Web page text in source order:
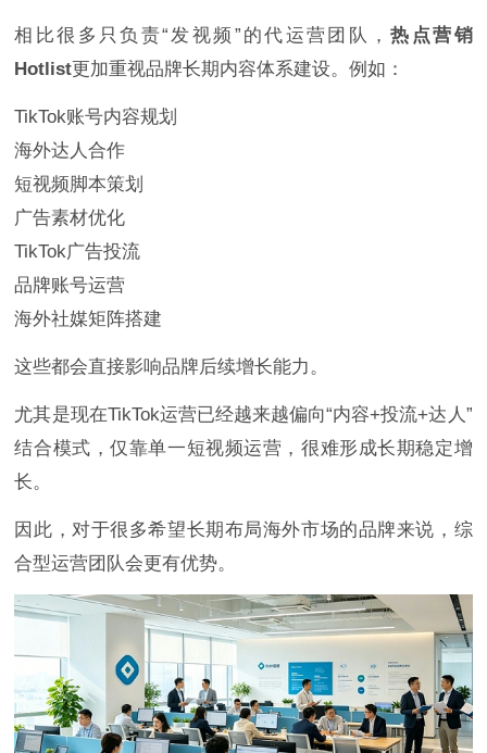
相比很多只负责“发视频”的代运营团队，热点营销
Hotlist更加重视品牌长期内容体系建设。例如：
TikTok账号内容规划
海外达人合作
短视频脚本策划
广告素材优化
TikTok广告投流
品牌账号运营
海外社媒矩阵搭建
这些都会直接影响品牌后续增长能力。
尤其是现在TikTok运营已经越来越偏向“内容+投流+达人”
结合模式，仅靠单一短视频运营，很难形成长期稳定增
长。
因此，对于很多希望长期布局海外市场的品牌来说，综
合型运营团队会更有优势。